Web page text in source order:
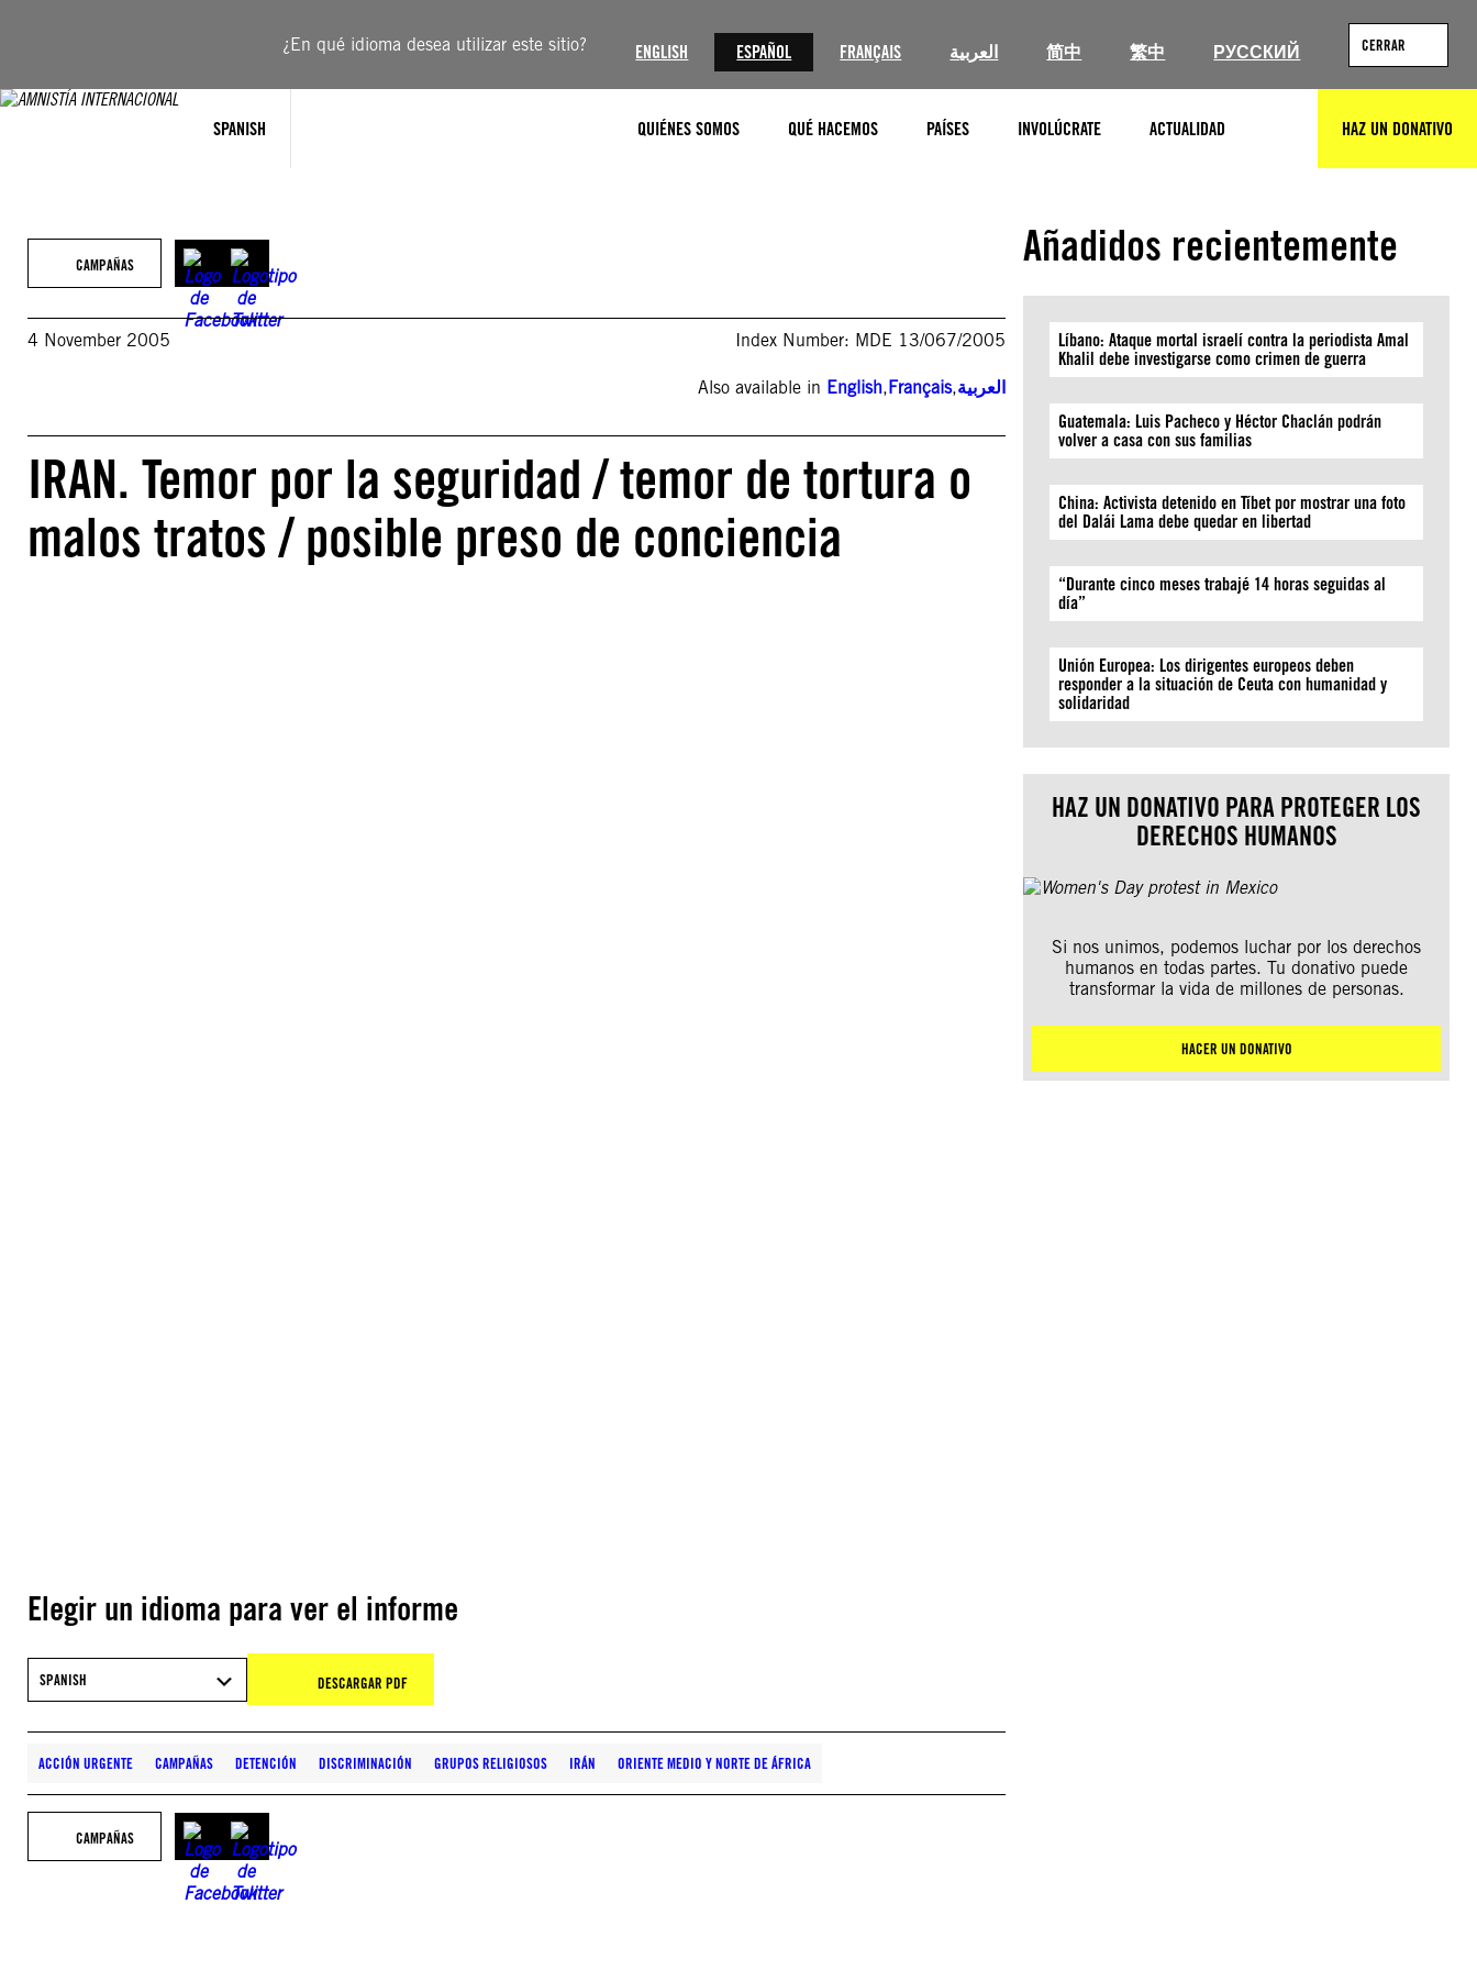
¿En qué idioma desea utilizar este sitio? ENGLISH ESPAÑOL FRANÇAIS العربية 简中 繁中 РУССКИЙ CERRAR
SPANISH QUIÉNES SOMOS QUÉ HACEMOS PAÍSES INVOLÚCRATE ACTUALIDAD HAZ UN DONATIVO
CAMPAÑAS
4 November 2005 Index Number: MDE 13/067/2005
Also available in English,Français,العربية
IRAN. Temor por la seguridad / temor de tortura o
malos tratos / posible preso de conciencia
Elegir un idioma para ver el informe
SPANISH DESCARGAR PDF
ACCIÓN URGENTE CAMPAÑAS DETENCIÓN DISCRIMINACIÓN GRUPOS RELIGIOSOS IRÁN ORIENTE MEDIO Y NORTE DE ÁFRICA
CAMPAÑAS
Añadidos recientemente
Líbano: Ataque mortal israelí contra la periodista Amal
Khalil debe investigarse como crimen de guerra
Guatemala: Luis Pacheco y Héctor Chaclán podrán
volver a casa con sus familias
China: Activista detenido en Tíbet por mostrar una foto
del Dalái Lama debe quedar en libertad
“Durante cinco meses trabajé 14 horas seguidas al
día”
Unión Europea: Los dirigentes europeos deben
responder a la situación de Ceuta con humanidad y
solidaridad
HAZ UN DONATIVO PARA PROTEGER LOS
DERECHOS HUMANOS
Si nos unimos, podemos luchar por los derechos
humanos en todas partes. Tu donativo puede
transformar la vida de millones de personas.
HACER UN DONATIVO